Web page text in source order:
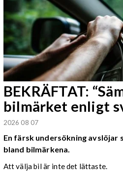
BEKRÄFTAT:
bilmärket enligt
2026 08 07
En färsk undersökning
bland bilmärkena.
Att välja bil är inte det lättaste.